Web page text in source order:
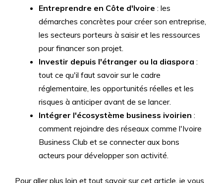
Entreprendre en Côte d'Ivoire : les
démarches concrètes pour créer son entreprise,
les secteurs porteurs à saisir et les ressources
pour financer son projet.
Investir depuis l'étranger ou la diaspora :
tout ce qu'il faut savoir sur le cadre
réglementaire, les opportunités réelles et les
risques à anticiper avant de se lancer.
Intégrer l'écosystème business ivoirien :
comment rejoindre des réseaux comme l'Ivoire
Business Club et se connecter aux bons
acteurs pour développer son activité.
Pour aller plus loin et tout savoir sur cet article, je vous